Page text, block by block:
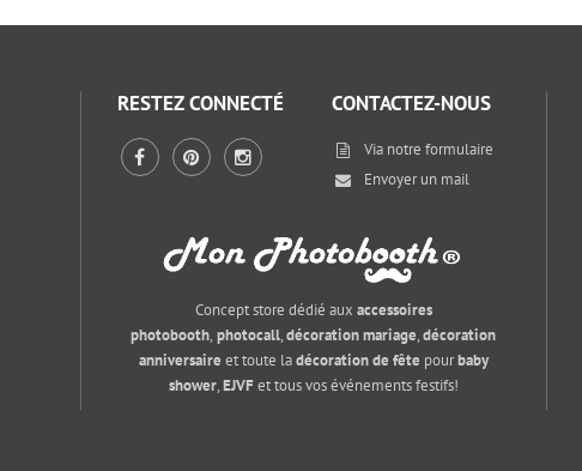
RESTEZ CONNECTÉ CONTACTEZ-NOUS
Via notre formulaire
Envoyer un mail
Concept store dédié aux accessoires
photobooth,photocall,décoration mariage,décoration
anniversaire et toute ladécoration de fête pourbaby
shower,EJVFet tous vos événements festifs!